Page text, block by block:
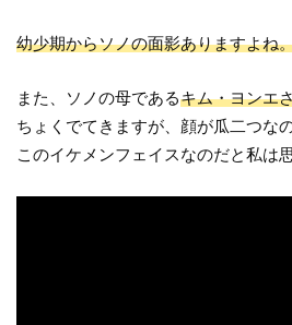
幼少期からソノの面影ありますよね
また、ソノの母であるキム・ヨンエ
ちょくでてきますが、顔が瓜二つな
このイケメンフェイスなのだと私は